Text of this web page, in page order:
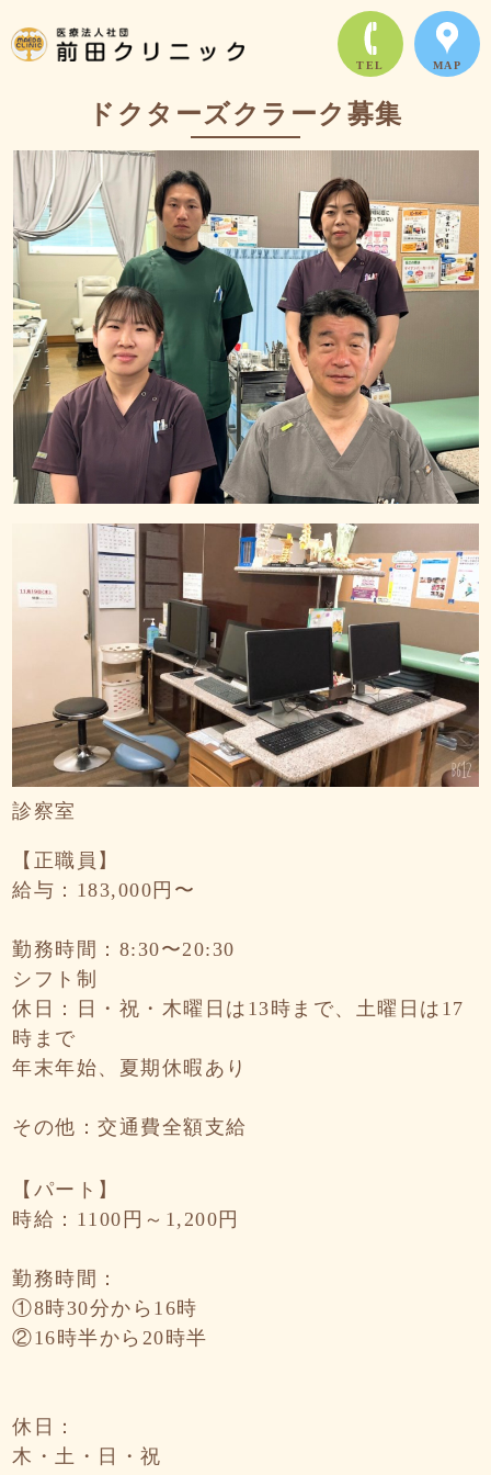
TEL MAP
ドクターズクラーク募集
診察室
【正職員】
給与：183,000円〜
勤務時間：8:30〜20:30
シフト制
休日：日・祝・木曜日は13時まで、土曜日は17
時まで
年末年始、夏期休暇あり
その他：交通費全額支給
【パート】
時給：1100円～1,200円
勤務時間：
①8時30分から16時
②16時半から20時半
休日：
木・土・日・祝